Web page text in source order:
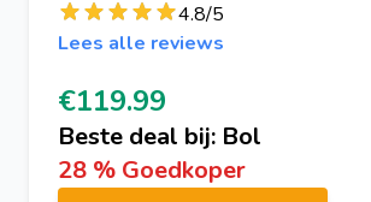
4.8/5
Lees alle reviews
€119.99
Beste deal bij: Bol
28 % Goedkoper